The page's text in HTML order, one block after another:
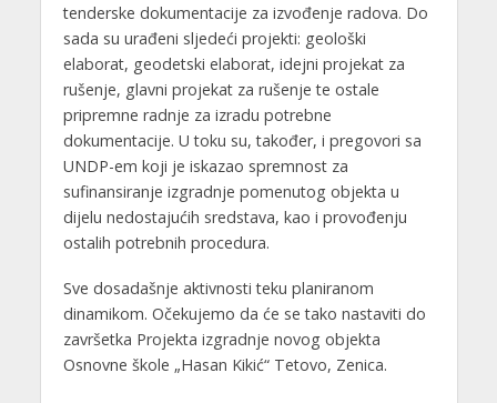
tenderske dokumentacije za izvođenje radova. Do
sada su urađeni sljedeći projekti: geološki
elaborat, geodetski elaborat, idejni projekat za
rušenje, glavni projekat za rušenje te ostale
pripremne radnje za izradu potrebne
dokumentacije. U toku su, također, i pregovori sa
UNDP-em koji je iskazao spremnost za
sufinansiranje izgradnje pomenutog objekta u
dijelu nedostajućih sredstava, kao i provođenju
ostalih potrebnih procedura.
Sve dosadašnje aktivnosti teku planiranom
dinamikom. Očekujemo da će se tako nastaviti do
završetka Projekta izgradnje novog objekta
Osnovne škole „Hasan Kikić“ Tetovo, Zenica.